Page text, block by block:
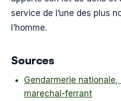
service de l’une des plus
l’homme.
Sources
Gendarmerie
marechal-ferrant